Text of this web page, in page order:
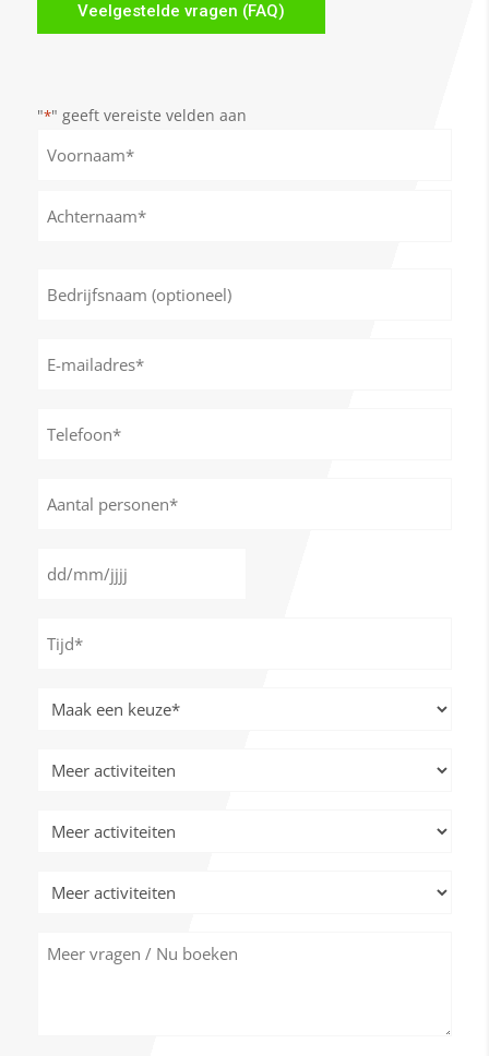
Veelgestelde vragen (FAQ)
"*" geeft vereiste velden aan
(optioneel)
mailadres
personen
DD
MM
slash
Meer
activiteiten
Meer
activiteiten
Meer
activiteiten
Meer
activiteiten
Meer
vragen